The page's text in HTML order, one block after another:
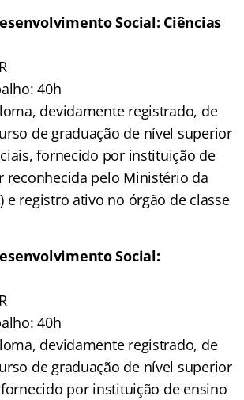
Social: Ciências
40h
devidamente registrado, de
de graduação de nível superior
fornecido por instituição de
reconhecida pelo Ministério da
e registro ativo no órgão de classe
Social:
40h
devidamente registrado, de
de graduação de nível superior
por instituição de ensino